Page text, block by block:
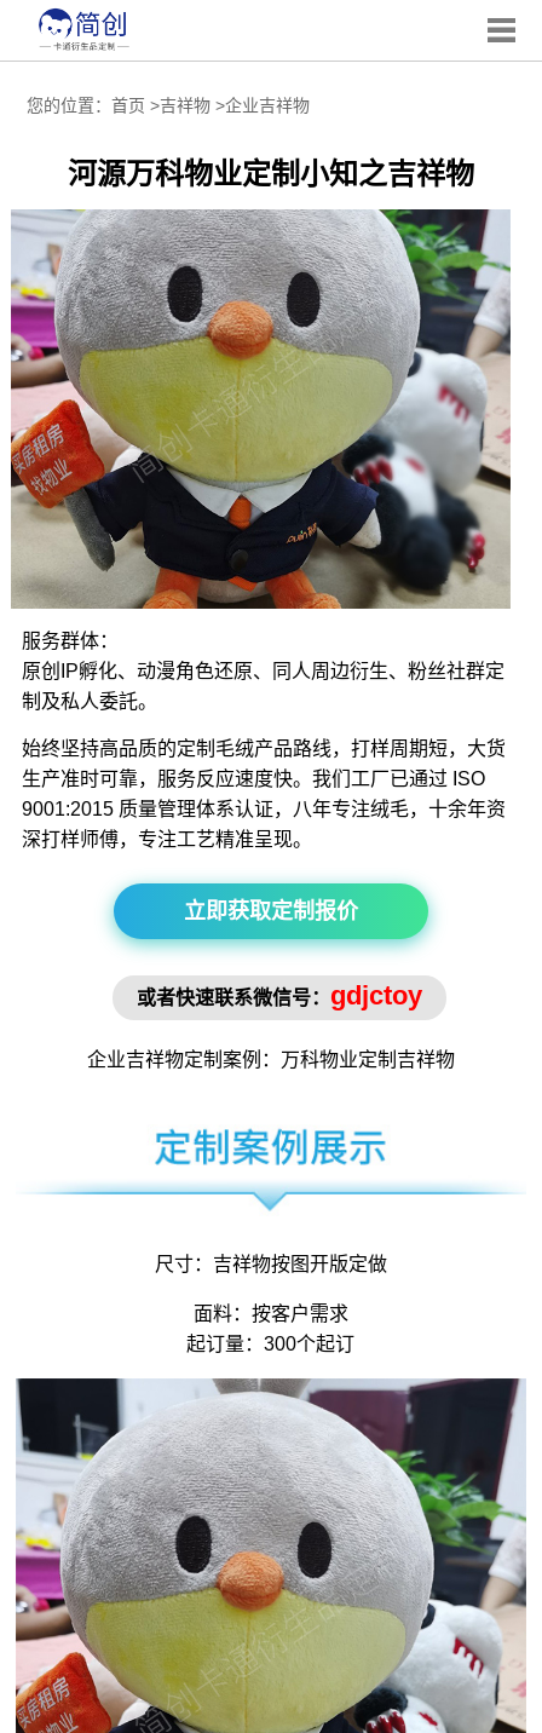
您的位置： 首页 >吉祥物>企业吉祥物
河源万科物业定制小知之吉祥物
服务群体：
原创IP孵化、动漫角色还原、同人周边衍生、粉丝社群定
制及私人委託。
始终坚持高品质的定制毛绒产品路线，打样周期短，大货
生产准时可靠，服务反应速度快。我们工厂已通过 ISO
9001:2015 质量管理体系认证，八年专注绒毛，十余年资
深打样师傅，专注工艺精准呈现。
立即获取定制报价
或者快速联系微信号： gdjctoy
企业吉祥物定制案例：万科物业定制 吉祥物
尺寸： 吉祥物按图开版定做
面料：按客户需求
起订量：300个起订